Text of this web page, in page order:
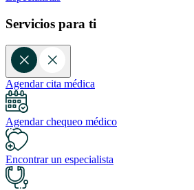
Servicios para ti
Agendar cita médica
Agendar chequeo médico
Encontrar un especialista